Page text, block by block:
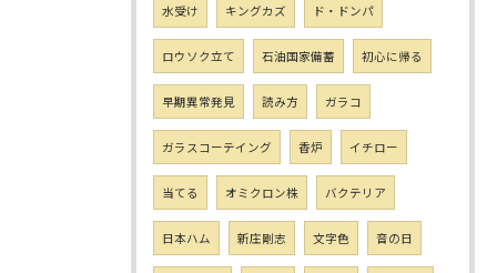
水受け キングカズ ド・ドンパ
ロウソク立て 石油国家備蓄 初心に帰る
早期異常発見 読み方 ガラコ
ガラスコーテイング 香炉 イチロー
当てる オミクロン株 バクテリア
日本ハム 新庄剛志 文字色 音の日